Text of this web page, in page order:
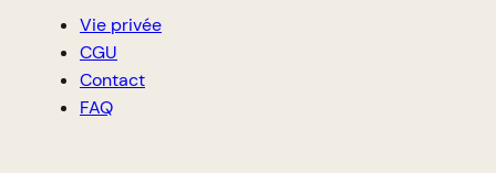
Vie privée
CGU
Contact
FAQ